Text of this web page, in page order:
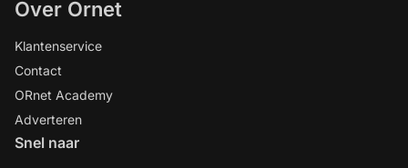
Over Ornet
Klantenservice
Contact
ORnet Academy
Adverteren
Snel naar